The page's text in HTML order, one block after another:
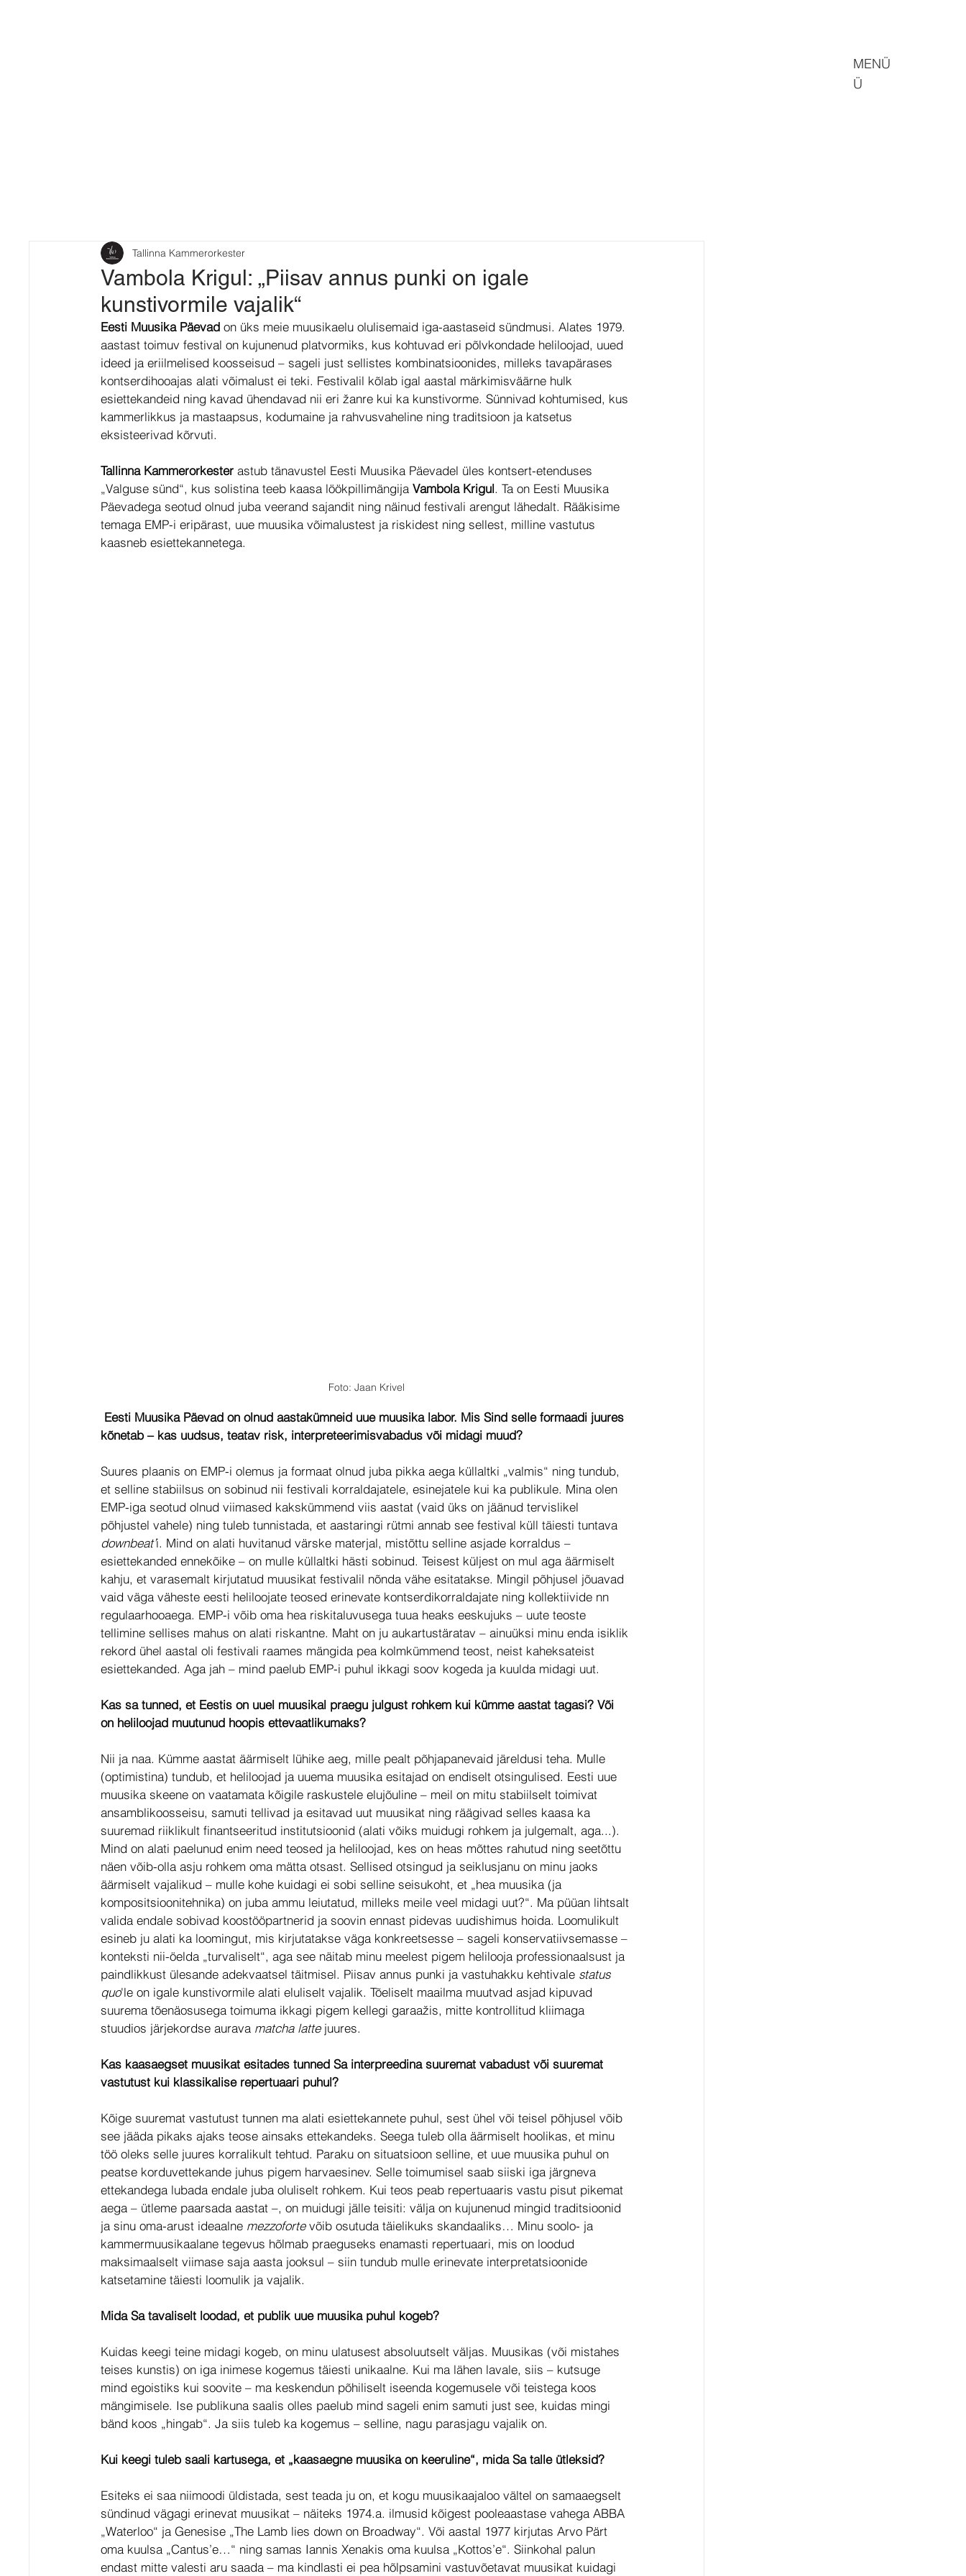
MENÜ
Ü
Vambola Krigul: „Piisav annus punki on igale
kunstivormile vajalik“
Tallinna Kammerorkester
Eesti Muusika Päevad on üks meie muusikaelu olulisemaid iga-aastaseid sündmusi. Alates 1979.
aastast toimuv festival on kujunenud platvormiks, kus kohtuvad eri põlvkondade heliloojad, uued
ideed ja eriilmelised koosseisud – sageli just sellistes kombinatsioonides, milleks tavapärases
kontserdihooajas alati võimalust ei teki. Festivalil kõlab igal aastal märkimisväärne hulk
esiettekandeid ning kavad ühendavad nii eri žanre kui ka kunstivorme. Sünnivad kohtumised, kus
kammerlikkus ja mastaapsus, kodumaine ja rahvusvaheline ning traditsioon ja katsetus
eksisteerivad kõrvuti.
Tallinna Kammerorkester astub tänavustel Eesti Muusika Päevadel üles kontsert-etenduses
„Valguse sünd“, kus solistina teeb kaasa löökpillimängija Vambola Krigul. Ta on Eesti Muusika
Päevadega seotud olnud juba veerand sajandit ning näinud festivali arengut lähedalt. Rääkisime
temaga EMP-i eripärast, uue muusika võimalustest ja riskidest ning sellest, milline vastutus
kaasneb esiettekannetega.
Foto: Jaan Krivel
Eesti Muusika Päevad on olnud aastakümneid uue muusika labor. Mis Sind selle formaadi juures
kõnetab – kas uudsus, teatav risk, interpreteerimisvabadus või midagi muud?
Suures plaanis on EMP-i olemus ja formaat olnud juba pikka aega küllaltki „valmis“ ning tundub,
et selline stabiilsus on sobinud nii festivali korraldajatele, esinejatele kui ka publikule. Mina olen
EMP-iga seotud olnud viimased kakskümmend viis aastat (vaid üks on jäänud tervislikel
põhjustel vahele) ning tuleb tunnistada, et aastaringi rütmi annab see festival küll täiesti tuntava
downbeat’i. Mind on alati huvitanud värske materjal, mistõttu selline asjade korraldus –
esiettekanded ennekõike – on mulle küllaltki hästi sobinud. Teisest küljest on mul aga äärmiselt
kahju, et varasemalt kirjutatud muusikat festivalil nõnda vähe esitatakse. Mingil põhjusel jõuavad
vaid väga väheste eesti heliloojate teosed erinevate kontserdikorraldajate ning kollektiivide nn
regulaarhooaega. EMP-i võib oma hea riskitaluvusega tuua heaks eeskujuks – uute teoste
tellimine sellises mahus on alati riskantne. Maht on ju aukartustäratav – ainuüksi minu enda isiklik
rekord ühel aastal oli festivali raames mängida pea kolmkümmend teost, neist kaheksateist
esiettekanded. Aga jah – mind paelub EMP-i puhul ikkagi soov kogeda ja kuulda midagi uut.
Kas sa tunned, et Eestis on uuel muusikal praegu julgust rohkem kui kümme aastat tagasi? Või
on heliloojad muutunud hoopis ettevaatlikumaks?
Nii ja naa. Kümme aastat äärmiselt lühike aeg, mille pealt põhjapanevaid järeldusi teha. Mulle
(optimistina) tundub, et heliloojad ja uuema muusika esitajad on endiselt otsingulised. Eesti uue
muusika skeene on vaatamata kõigile raskustele elujõuline – meil on mitu stabiilselt toimivat
ansamblikoosseisu, samuti tellivad ja esitavad uut muusikat ning räägivad selles kaasa ka
suuremad riiklikult finantseeritud institutsioonid (alati võiks muidugi rohkem ja julgemalt, aga...).
Mind on alati paelunud enim need teosed ja heliloojad, kes on heas mõttes rahutud ning seetõttu
näen võib-olla asju rohkem oma mätta otsast. Sellised otsingud ja seiklusjanu on minu jaoks
äärmiselt vajalikud – mulle kohe kuidagi ei sobi selline seisukoht, et „hea muusika (ja
kompositsioonitehnika) on juba ammu leiutatud, milleks meile veel midagi uut?“. Ma püüan lihtsalt
valida endale sobivad koostööpartnerid ja soovin ennast pidevas uudishimus hoida. Loomulikult
esineb ju alati ka loomingut, mis kirjutatakse väga konkreetsesse – sageli konservatiivsemasse –
konteksti nii-öelda „turvaliselt“, aga see näitab minu meelest pigem helilooja professionaalsust ja
paindlikkust ülesande adekvaatsel täitmisel. Piisav annus punki ja vastuhakku kehtivale status
quo'le on igale kunstivormile alati eluliselt vajalik. Tõeliselt maailma muutvad asjad kipuvad
suurema tõenäosusega toimuma ikkagi pigem kellegi garaažis, mitte kontrollitud kliimaga
stuudios järjekordse aurava matcha latte juures.
Kas kaasaegset muusikat esitades tunned Sa interpreedina suuremat vabadust või suuremat
vastutust kui klassikalise repertuaari puhul?
Kõige suuremat vastutust tunnen ma alati esiettekannete puhul, sest ühel või teisel põhjusel võib
see jääda pikaks ajaks teose ainsaks ettekandeks. Seega tuleb olla äärmiselt hoolikas, et minu
töö oleks selle juures korralikult tehtud. Paraku on situatsioon selline, et uue muusika puhul on
peatse korduvettekande juhus pigem harvaesinev. Selle toimumisel saab siiski iga järgneva
ettekandega lubada endale juba oluliselt rohkem. Kui teos peab repertuaaris vastu pisut pikemat
aega – ütleme paarsada aastat –, on muidugi jälle teisiti: välja on kujunenud mingid traditsioonid
ja sinu oma-arust ideaalne mezzoforte võib osutuda täielikuks skandaaliks… Minu soolo- ja
kammermuusikaalane tegevus hõlmab praeguseks enamasti repertuaari, mis on loodud
maksimaalselt viimase saja aasta jooksul – siin tundub mulle erinevate interpretatsioonide
katsetamine täiesti loomulik ja vajalik.
Mida Sa tavaliselt loodad, et publik uue muusika puhul kogeb?
Kuidas keegi teine midagi kogeb, on minu ulatusest absoluutselt väljas. Muusikas (või mistahes
teises kunstis) on iga inimese kogemus täiesti unikaalne. Kui ma lähen lavale, siis – kutsuge
mind egoistiks kui soovite – ma keskendun põhiliselt iseenda kogemusele või teistega koos
mängimisele. Ise publikuna saalis olles paelub mind sageli enim samuti just see, kuidas mingi
bänd koos „hingab“. Ja siis tuleb ka kogemus – selline, nagu parasjagu vajalik on.
Kui keegi tuleb saali kartusega, et „kaasaegne muusika on keeruline“, mida Sa talle ütleksid?
Esiteks ei saa niimoodi üldistada, sest teada ju on, et kogu muusikaajaloo vältel on samaaegselt
sündinud vägagi erinevat muusikat – näiteks 1974.a. ilmusid kõigest pooleaastase vahega ABBA
„Waterloo“ ja Genesise „The Lamb lies down on Broadway“. Või aastal 1977 kirjutas Arvo Pärt
oma kuulsa „Cantus’e…“ ning samas Iannis Xenakis oma kuulsa „Kottos’e“. Siinkohal palun
endast mitte valesti aru saada – ma kindlasti ei pea hõlpsamini vastuvõetavat muusikat kuidagi